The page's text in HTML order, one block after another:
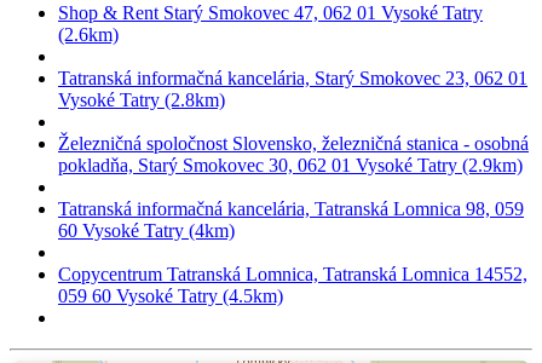
Shop & Rent Starý Smokovec 47, 062 01 Vysoké Tatry
(2.6km)
Tatranská informačná kancelária, Starý Smokovec 23, 062 01
Vysoké Tatry (2.8km)
Železničná spoločnost Slovensko, železničná stanica - osobná
pokladňa, Starý Smokovec 30, 062 01 Vysoké Tatry (2.9km)
Tatranská informačná kancelária, Tatranská Lomnica 98, 059
60 Vysoké Tatry (4km)
Copycentrum Tatranská Lomnica, Tatranská Lomnica 14552,
059 60 Vysoké Tatry (4.5km)